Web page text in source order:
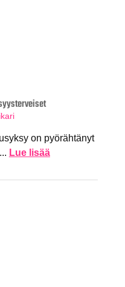
on pyörähtänyt
Lue lisää